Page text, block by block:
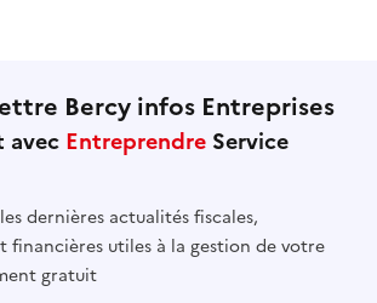
Bercy infos Entreprises
avec Entreprendre Service
dernières actualités fiscales,
financières utiles à la gestion de votre
gratuit